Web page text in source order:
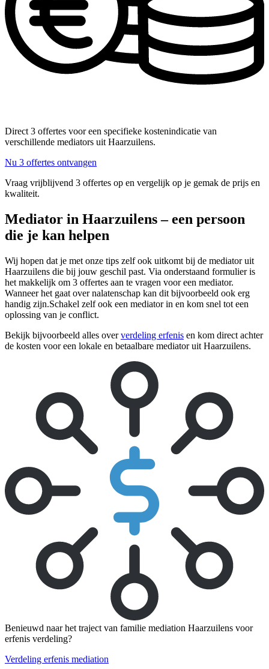
Direct 3 offertes voor een specifieke kostenindicatie van
verschillende mediators uit Haarzuilens.
Nu 3 offertes ontvangen
Vraag vrijblijvend 3 offertes op en vergelijk op je gemak de prijs en
kwaliteit.
Mediator in Haarzuilens – een persoon
die je kan helpen
Wij hopen dat je met onze tips zelf ook uitkomt bij de mediator uit
Haarzuilens die bij jouw geschil past. Via onderstaand formulier is
het makkelijk om 3 offertes aan te vragen voor een mediator.
Wanneer het gaat over nalatenschap kan dit bijvoorbeeld ook erg
handig zijn.Schakel zelf ook een mediator in en kom snel tot een
oplossing van je conflict.
Bekijk bijvoorbeeld alles oververdeling erfenis en kom direct achter
de kosten voor een lokale en betaalbare mediator uit Haarzuilens.
Benieuwd naar het traject van familie mediation Haarzuilens voor
erfenis verdeling?
Verdeling erfenis mediation